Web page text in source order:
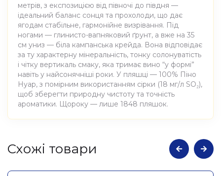
метрів, з експозицією від півночі до півдня —
ідеальний баланс сонця та прохолоди, що дає
ягодам стабільне, гармонійне визрівання. Під
ногами — глинисто-вапняковий ґрунт, а вже на 35
см униз — біла кампанська крейда. Вона відповідає
за ту характерну мінеральність, тонку солонуватість
і чітку вертикаль смаку, яка тримає вино “у формі”
навіть у найсонячніші роки. У пляшці — 100% Піно
Нуар, з помірним використанням сірки (18 мг/л SO₂),
щоб зберегти природну чистоту та точність
ароматики. Щороку — лише 1848 пляшок.
Атрибути
Cхожі товари